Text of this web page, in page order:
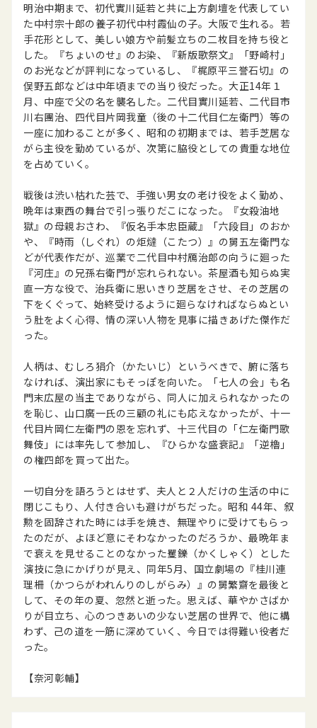
明治中期まで、初代實川延若と共に上方劇壇を代表してい
た中村宗十郎の養子初代中村霞仙の子。大阪で生れる。若
手花形として、美しい娘方や前髪立ちの二枚目を持ち役と
した。『ちょいのせ』のお染、『新版歌祭文』「野崎村」
のお光などが評判になっているし、『梶原平三誉石切』の
俣野五郎などは中年頃までの当り役だった。大正14年１
月、中座で父の名を襲名した。二代目實川延若、二代目市
川右團治、四代目片岡我童（後の十二代目仁左衛門）等の
一座に加わることが多く、昭和の初期までは、若手芝居な
がら主役を勤めているが、次第に脇役としての貴重な地位
を占めていく。
戦後は渋い枯れた芸で、手強い男女の老け役をよく勤め、
晩年は東西の舞台で引っ張りだこになった。『女殺油地
獄』の母親おさわ、『仮名手本忠臣蔵』「六段目」のおか
や、『時雨（しぐれ）の炬燵（こたつ）』の舅五左衛門な
どが代表作だが、巡業で二代目中村鴈治郎の向うに廻った
『河庄』の兄孫右衛門が忘れられない。茶屋酒も知らぬ実
直一方な役で、治兵衛に思いきり芝居をさせ、その芝居の
下をくぐって、始終受けるように廻らなければならぬとい
う肚をよく心得、情の深い人物を見事に描きあげた傑作だ
った。
人柄は、むしろ狷介（かたいじ）というべきで、腑に落ち
なければ、演出家にもそっぽを向いた。「七人の会」も名
門末広屋の当主でありながら、同人に加えられなかったの
を恥じ、山口廣一氏の三顧の礼にも応えなかったが、十一
代目片岡仁左衛門の恩を忘れず、十三代目の「仁左衛門歌
舞伎」には率先して参加し、『ひらかな盛衰記』「逆櫓」
の権四郎を買って出た。
一切自分を語ろうとはせず、夫人と２人だけの生活の中に
閉じこもり、人付き合いも避けがちだった。昭和 44年、叙
勲を固辞された時には手を焼き、無理やりに受けてもらっ
たのだが、よほど意にそわなかったのだろうか、最晩年ま
で衰えを見せることのなかった矍鑠（かくしゃく）とした
演技に急にかげりが見え、同年5月、国立劇場の『桂川連
理柵（かつらがわれんりのしがらみ）』の舅繁齋を最後と
して、その年の夏、忽然と逝った。思えば、華やかさばか
りが目立ち、心のつきあいの少ない芝居の世界で、他に構
わず、己の道を一筋に深めていく、今日では得難い役者だ
った。
【奈河彰輔】